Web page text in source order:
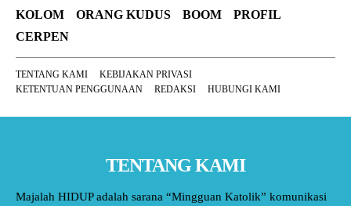
KOLOM
ORANG KUDUS BOOM
PROFIL
CERPEN
TENTANG KAMI
KEBIJAKAN PRIVASI
KETENTUAN PENGGUNAAN
REDAKSI HUBUNGI KAMI
TENTANG KAMI
Majalah HIDUP adalah sarana “Mingguan Katolik” komunikasi